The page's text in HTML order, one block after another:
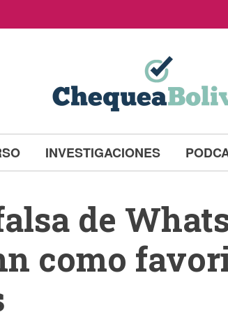
INVESTIGACIONES
de
como